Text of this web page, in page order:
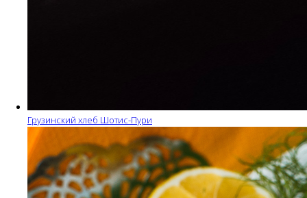
Грузинский хлеб Шотис-Пури